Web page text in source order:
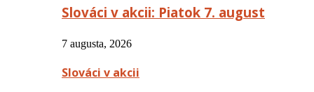
Slováci v akcii: Piatok 7. august
7 augusta, 2026
Slováci v akcii